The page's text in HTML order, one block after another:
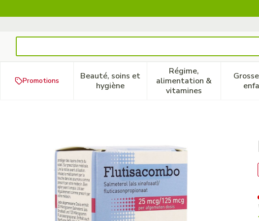
Promotions
Beauté, soins et
hygièneAfficher le sous-menu pour la catégorie
Régime,
alimentation &
vitamines
Afficher le sous-
Flutisacombo 25Mcg/125Mcg